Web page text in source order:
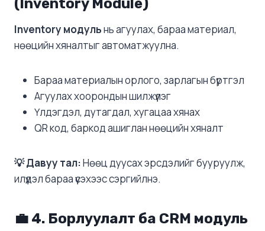
(Inventory Module)
Inventory модульнь агуулах, бараа материал,
нөөцийн хяналтыг автоматжуулна.
Бараа материалын орлого, зарлагын бүртгэл
Агуулах хоорондын шилжүүлэг
Үлдэгдэл, дутагдал, хугацаа хянах
QR код, баркод ашиглан нөөцийн хяналт
💡 Давуу тал:Нөөц дуусах эрсдэлийг бууруулж,
илүүдэл бараа үүсэхээс сэргийлнэ.
💼 4. Борлуулалт ба CRM модуль